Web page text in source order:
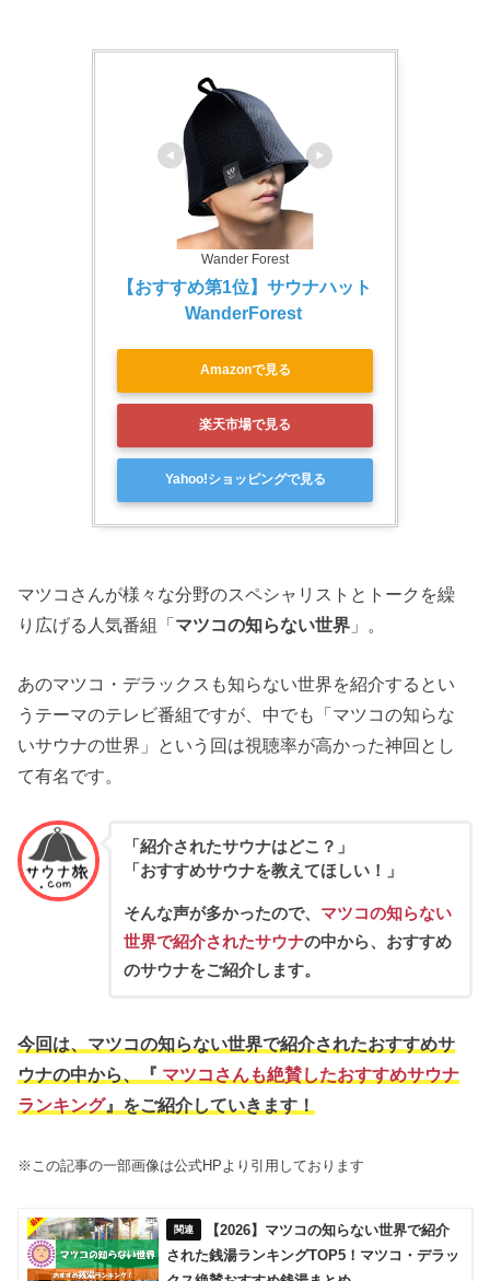
Wander Forest
【おすすめ第1位】サウナハット
WanderForest
Amazonで見る
楽天市場で見る
Yahoo!ショッピングで見る
マツコさんが様々な分野のスペシャリストとトークを繰
り広げる人気番組「マツコの知らない世界 」。
あのマツコ・デラックスも知らない世界を紹介するとい
うテーマのテレビ番組ですが、中でも「マツコの知らな
いサウナの世界」という回は視聴率が高かった神回とし
て有名です。
「紹介されたサウナはどこ？」
「おすすめサウナを教えてほしい！」
そんな声が多かったので、 マツコの知らない
世界で紹介されたサウナの中から、おすすめ
のサウナをご紹介します。
今回は、マツコの知らない世界で紹介されたおすすめサ
ウナの中から、『 マツコさんも絶賛したおすすめサウナ
ランキング』をご紹介していきます！
※この記事の一部画像は公式HPより引用しております
【2026】マツコの知らない世界で紹介
された銭湯ランキングTOP5！マツコ・デラッ